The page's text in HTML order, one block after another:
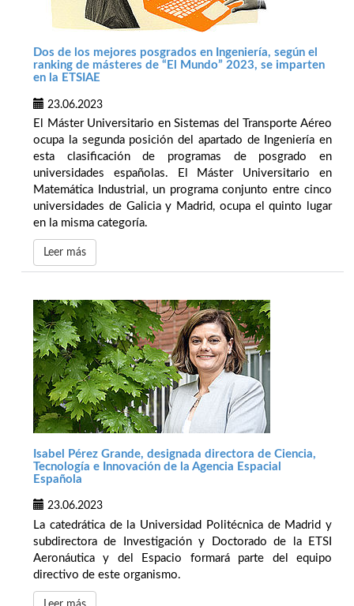
Dos de los mejores posgrados en Ingeniería, según el
ranking de másteres de “El Mundo” 2023, se imparten
en la ETSIAE
23.06.2023
El Máster Universitario en Sistemas del Transporte Aéreo
ocupa la segunda posición del apartado de Ingeniería en
esta clasificación de programas de posgrado en
universidades españolas. El Máster Universitario en
Matemática Industrial, un programa conjunto entre cinco
universidades de Galicia y Madrid, ocupa el quinto lugar
en la misma categoría.
Leer más
Isabel Pérez Grande, designada directora de Ciencia,
Tecnología e Innovación de la Agencia Espacial
Española
23.06.2023
La catedrática de la Universidad Politécnica de Madrid y
subdirectora de Investigación y Doctorado de la ETSI
Aeronáutica y del Espacio formará parte del equipo
directivo de este organismo.